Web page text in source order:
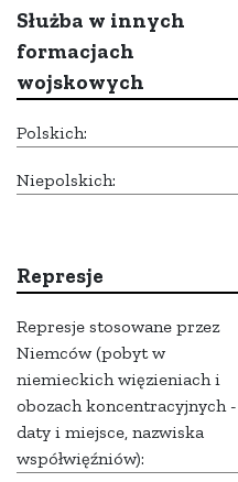
Służba w innych
formacjach
wojskowych
Polskich:
Niepolskich:
Represje
Represje stosowane przez
Niemców (pobyt w
niemieckich więzieniach i
obozach koncentracyjnych -
daty i miejsce, nazwiska
współwięźniów):